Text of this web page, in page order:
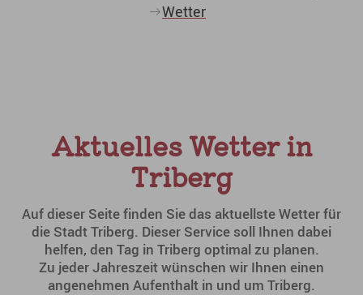
Wetter
Aktuelles Wetter in
Triberg
Auf dieser Seite finden Sie das aktuellste Wetter für
die Stadt Triberg. Dieser Service soll Ihnen dabei
helfen, den Tag in Triberg optimal zu planen.
Zu jeder Jahreszeit wünschen wir Ihnen einen
angenehmen Aufenthalt in und um Triberg.